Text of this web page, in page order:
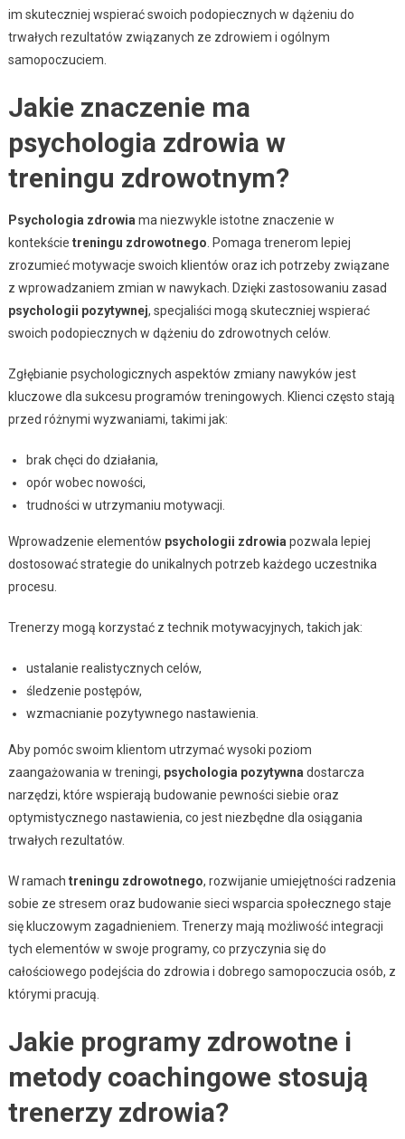
im skuteczniej wspierać swoich podopiecznych w dążeniu do
trwałych rezultatów związanych ze zdrowiem i ogólnym
samopoczuciem.
Jakie znaczenie ma
psychologia zdrowia w
treningu zdrowotnym?
Psychologia zdrowia ma niezwykle istotne znaczenie w
kontekście treningu zdrowotnego . Pomaga trenerom lepiej
zrozumieć motywacje swoich klientów oraz ich potrzeby związane
z wprowadzaniem zmian w nawykach. Dzięki zastosowaniu zasad
psychologii pozytywnej, specjaliści mogą skuteczniej wspierać
swoich podopiecznych w dążeniu do zdrowotnych celów.
Zgłębianie psychologicznych aspektów zmiany nawyków jest
kluczowe dla sukcesu programów treningowych. Klienci często stają
przed różnymi wyzwaniami, takimi jak:
brak chęci do działania,
opór wobec nowości,
trudności w utrzymaniu motywacji.
Wprowadzenie elementów psychologii zdrowia pozwala lepiej
dostosować strategie do unikalnych potrzeb każdego uczestnika
procesu.
Trenerzy mogą korzystać z technik motywacyjnych, takich jak:
ustalanie realistycznych celów,
śledzenie postępów,
wzmacnianie pozytywnego nastawienia.
Aby pomóc swoim klientom utrzymać wysoki poziom
zaangażowania w treningi, psychologia pozytywna dostarcza
narzędzi, które wspierają budowanie pewności siebie oraz
optymistycznego nastawienia, co jest niezbędne dla osiągania
trwałych rezultatów.
W ramach treningu zdrowotnego, rozwijanie umiejętności radzenia
sobie ze stresem oraz budowanie sieci wsparcia społecznego staje
się kluczowym zagadnieniem. Trenerzy mają możliwość integracji
tych elementów w swoje programy, co przyczynia się do
całościowego podejścia do zdrowia i dobrego samopoczucia osób, z
którymi pracują.
Jakie programy zdrowotne i
metody coachingowe stosują
trenerzy zdrowia?